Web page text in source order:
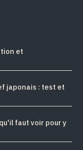
et
japonais : test et
faut voir pour y